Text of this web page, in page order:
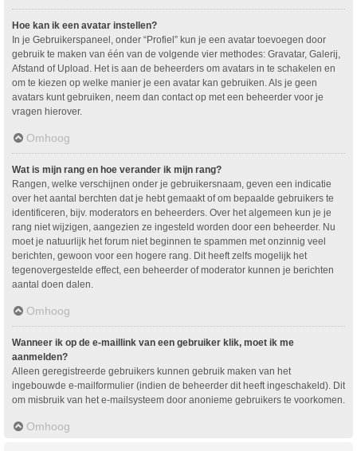
Hoe kan ik een avatar instellen?
In je Gebruikerspaneel, onder “Profiel” kun je een avatar toevoegen door
gebruik te maken van één van de volgende vier methodes: Gravatar, Galerij,
Afstand of Upload. Het is aan de beheerders om avatars in te schakelen en
om te kiezen op welke manier je een avatar kan gebruiken. Als je geen
avatars kunt gebruiken, neem dan contact op met een beheerder voor je
vragen hierover.
Omhoog
Wat is mijn rang en hoe verander ik mijn rang?
Rangen, welke verschijnen onder je gebruikersnaam, geven een indicatie
over het aantal berchten dat je hebt gemaakt of om bepaalde gebruikers te
identificeren, bijv. moderators en beheerders. Over het algemeen kun je je
rang niet wijzigen, aangezien ze ingesteld worden door een beheerder. Nu
moet je natuurlijk het forum niet beginnen te spammen met onzinnig veel
berichten, gewoon voor een hogere rang. Dit heeft zelfs mogelijk het
tegenovergestelde effect, een beheerder of moderator kunnen je berichten
aantal doen dalen.
Omhoog
Wanneer ik op de e-maillink van een gebruiker klik, moet ik me
aanmelden?
Alleen geregistreerde gebruikers kunnen gebruik maken van het
ingebouwde e-mailformulier (indien de beheerder dit heeft ingeschakeld). Dit
om misbruik van het e-mailsysteem door anonieme gebruikers te voorkomen.
Omhoog